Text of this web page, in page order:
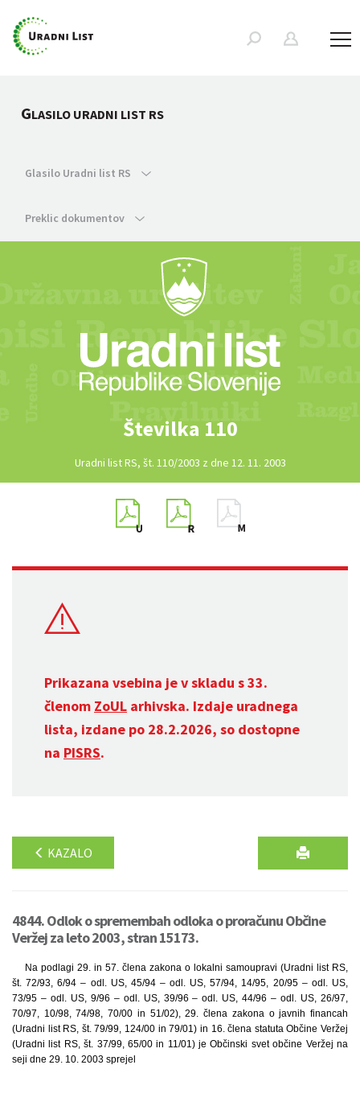
GLASILO URADNI LIST RS
Glasilo Uradni list RS
Preklic dokumentov
Številka 110
Uradni list RS, št. 110/2003 z dne 12. 11. 2003
Prikazana vsebina je v skladu s 33.
členom ZoUL arhivska. Izdaje uradnega
lista, izdane po 28.2.2026, so dostopne
na PISRS.
KAZALO
4844. Odlok o spremembah odloka o proračunu Občine
Veržej za leto 2003, stran 15173.
Na podlagi 29. in 57. člena zakona o lokalni samoupravi (Uradni list RS,
št. 72/93, 6/94 – odl. US, 45/94 – odl. US, 57/94, 14/95, 20/95 – odl. US,
73/95 – odl. US, 9/96 – odl. US, 39/96 – odl. US, 44/96 – odl. US, 26/97,
70/97, 10/98, 74/98, 70/00 in 51/02), 29. člena zakona o javnih financah
(Uradni list RS, št. 79/99, 124/00 in 79/01) in 16. člena statuta Občine Veržej
(Uradni list RS, št. 37/99, 65/00 in 11/01) je Občinski svet občine Veržej na
seji dne 29. 10. 2003 sprejel